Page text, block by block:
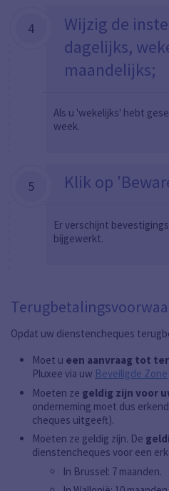
4
Wijzig de
dagelijks,
maandelijks;
Als u 'wekelijks' hebt
week.
5 Klik op
Er verschijnt
bijgewerkt.
Opdat uw dienstencheques
Moet u een aanvraag tot
Pluxee via uw Beveiligde Zone
Moeten ze geldig zijn voor
onderneming moet dus
cheques uitgeeft).
Moeten ze geldig zijn. De
dienstencheques voor een
In Brussel: 7 maanden.